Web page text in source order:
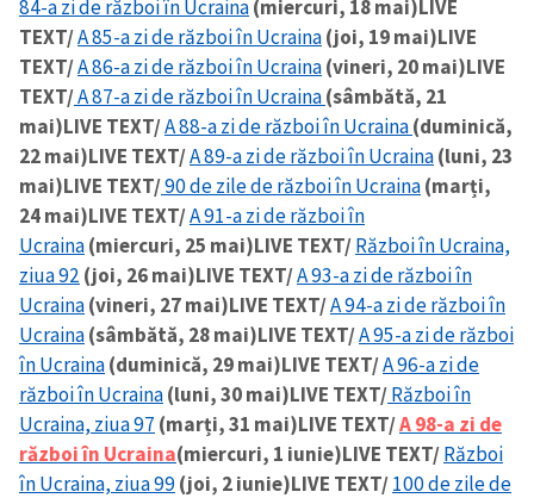
84-a zi de război în Ucraina(miercuri, 18 mai)LIVE
TEXT/A 85-a zi de război în Ucraina(joi, 19 mai)LIVE
TEXT/A 86-a zi de război în Ucraina(vineri, 20 mai)LIVE
TEXT/A 87-a zi de război în Ucraina(sâmbătă, 21
mai)LIVE TEXT/A 88-a zi de război în Ucraina(duminică,
22 mai)LIVE TEXT/A 89-a zi de război în Ucraina(luni, 23
mai)LIVE TEXT/90 de zile de război în Ucraina(marți,
24 mai)LIVE TEXT/A 91-a zi de război în
Ucraina(miercuri, 25 mai)LIVE TEXT/Război în Ucraina,
ziua 92 (joi, 26 mai)LIVE TEXT/A 93-a zi de război în
Ucraina(vineri, 27 mai)LIVE TEXT/A 94-a zi de război în
Ucraina(sâmbătă, 28 mai)LIVE TEXT/A 95-a zi de război
în Ucraina(duminică, 29 mai)LIVE TEXT/A 96-a zi de
război în Ucraina(luni, 30 mai)LIVE TEXT/Război în
Ucraina, ziua 97 (marți, 31 mai)LIVE TEXT/A 98-a zi de
război în Ucraina(miercuri, 1 iunie)LIVE TEXT/Război
în Ucraina, ziua 99(joi, 2 iunie)LIVE TEXT/100 de zile de